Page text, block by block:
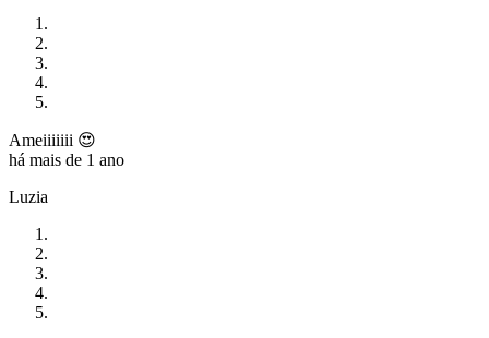
Ameiiiiiii 😍
há mais de 1 ano
Luzia